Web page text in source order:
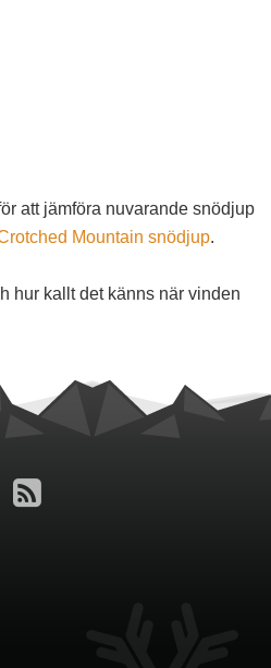
att jämföra nuvarande snödjup
Mountain snödjup.
hur kallt det känns när vinden